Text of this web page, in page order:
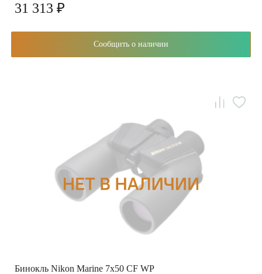
31 313 ₽
Сообщить о наличии
Бинокль Nikon Marine 7x50 CF WP